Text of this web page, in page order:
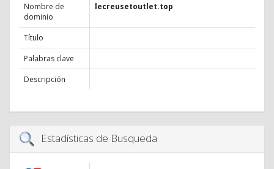
Nombre de
dominio
lecreusetoutlet.top
Título
Palabras clave
Descripción
Estadísticas de Busqueda